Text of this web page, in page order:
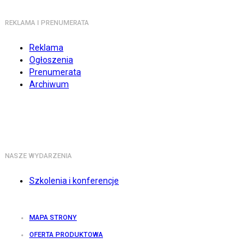
REKLAMA I PRENUMERATA
Reklama
Ogłoszenia
Prenumerata
Archiwum
NASZE WYDARZENIA
Szkolenia i konferencje
MAPA STRONY
OFERTA PRODUKTOWA